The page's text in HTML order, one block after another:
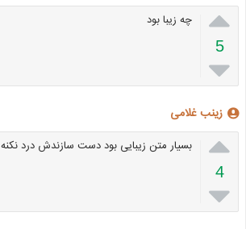

5

چه زیبا بود
زینب غلامی

4

بسیار متن زیبایی بود دست سازندش درد نکنه